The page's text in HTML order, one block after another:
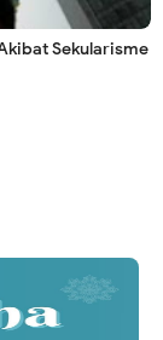
Sekularisme